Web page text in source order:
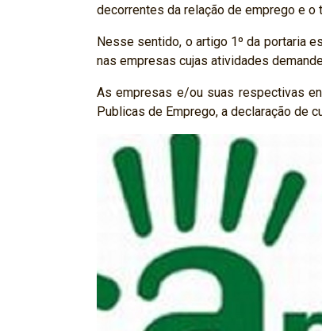
decorrentes da relação de emprego e o
Nesse sentido, o artigo 1º da portaria
nas empresas cujas atividades
As empresas e/ou suas respectivas
Publicas de Emprego, a declaração de